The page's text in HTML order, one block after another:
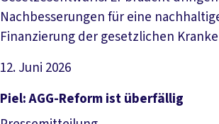
Nachbesserungen für eine
Finanzierung der gesetzlichen
12. Juni 2026
Artikel lesen
Piel: AGG-Reform ist überfällig